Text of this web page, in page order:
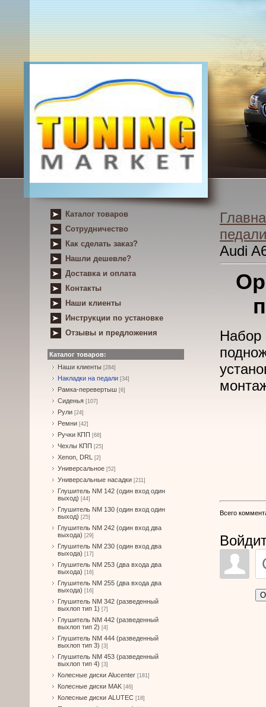
Каталог товаров
Сотрудничество
Как сделать заказ?
Нашли дешевле?
Доставка и оплата
Контакты
Наши клиенты
Инструкции по установке
Отзывы и предложения
Каталог товаров:
Наши клиенты [284]
Накладки на педали [34]
Рамка-перевертыш [6]
Сиденья [107]
Рули [24]
Ремни [42]
Ручки КПП [68]
Чехлы КПП [25]
Xenon, DRL [2]
Универсальное [52]
Универсальные насадки [211]
Глушитель NM 142 (один вход один
выход) [44]
Глушитель NM 130 (один вход один
выход) [25]
Глушитель NM 242 (один вход два
выхода) [29]
Глушитель NM 230 (один вход два
выхода) [17]
Глушитель NM 253 (два входа два
выхода) [16]
Глушитель NM 255 (два входа два
выхода) [16]
Глушитель NM 342 (разведенный
выхлоп тип 1) [7]
Глушитель NM 442 (разведенный
выхлоп тип 2) [4]
Глушитель NM 444 (разведенный
выхлоп тип 3) [3]
Глушитель NM 453 (разведенный
выхлоп тип 4) [3]
Колесные диски Alucenter [181]
Колесные диски MAK [46]
Колесные диски ALUTEC [18]
педали
Audi
Всего